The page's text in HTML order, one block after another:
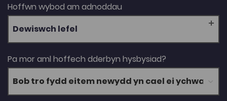
Hoffwn wybod am adnoddau
Dewiswch lefel
Pa mor aml hoffech dderbyn hysbysiad?